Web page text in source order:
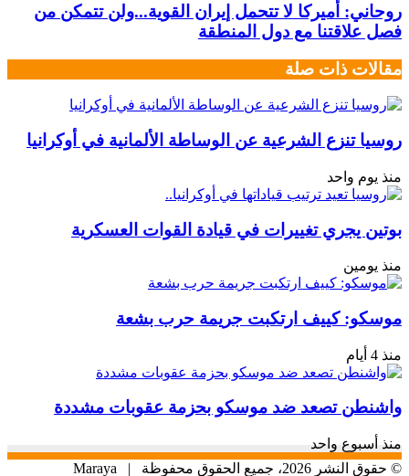
روحاني: أميركا لا تتحمل إيران القوية...ولن تتمكن من
فصل علاقتنا مع دول المنطقة
مقالات ذات صلة
روسيا تنزع الشرعية عن الوساطة الألمانية في أوكرانيا
منذ يوم واحد
بوتين يجري تغييرات في قيادة القوات العسكرية
منذ يومين
موسكو: كييف ارتكبت جريمة حرب بشعة
منذ 4 أيام
واشنطن تصعد ضد موسكو بحزمة عقوبات مشددة
منذ أسبوع واحد
© حقوق النشر 2026، جميع الحقوق محفوظة |
Maraya